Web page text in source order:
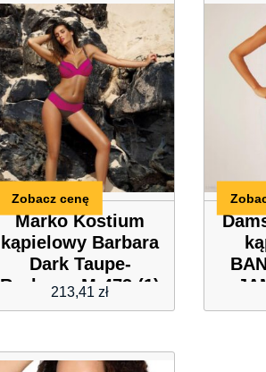
Marko Kostium
kąpielowy Barbara
Dark Taupe-
Razberry M-473 (1)
213,41 zł
Zobacz cenę